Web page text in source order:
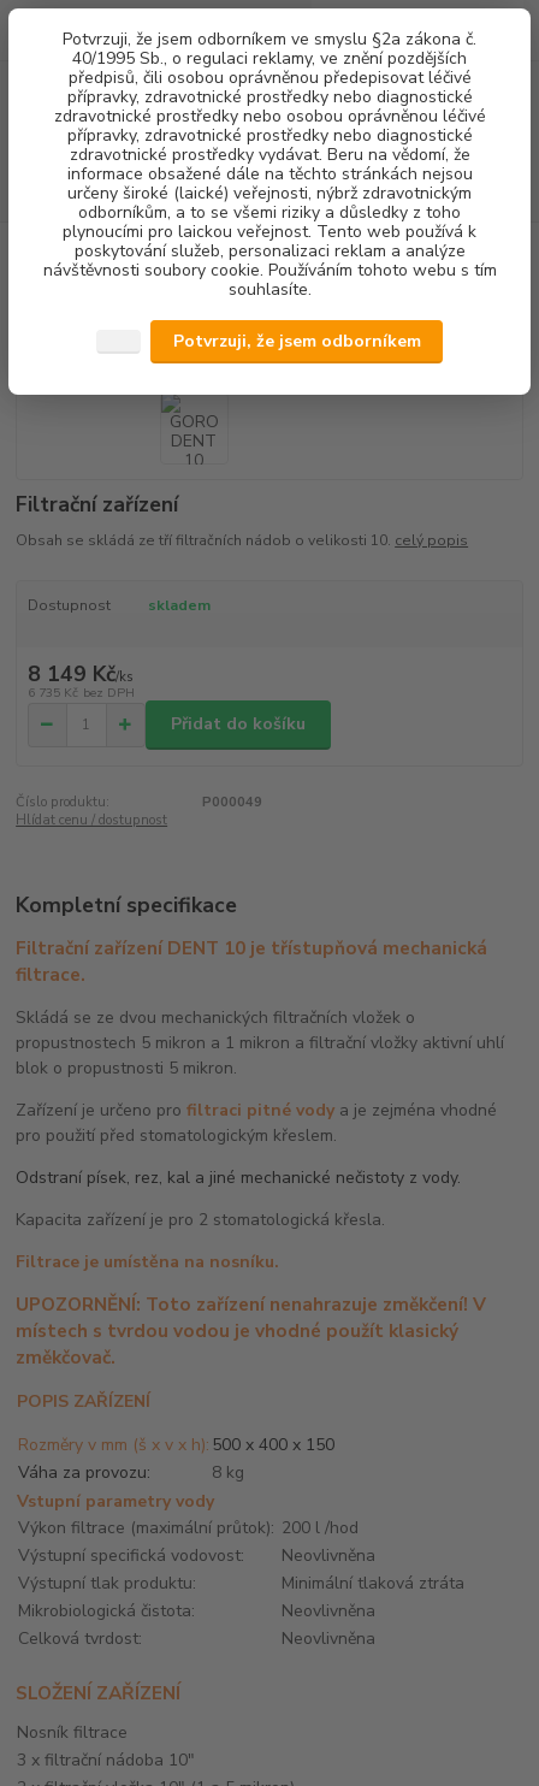
Potvrzuji, že jsem odborníkem ve smyslu §2a zákona č.
40/1995 Sb., o regulaci reklamy, ve znění pozdějších
předpisů, čili osobou oprávněnou předepisovat léčivé
přípravky, zdravotnické prostředky nebo diagnostické
zdravotnické prostředky nebo osobou oprávněnou léčivé
přípravky, zdravotnické prostředky nebo diagnostické
zdravotnické prostředky vydávat. Beru na vědomí, že
informace obsažené dále na těchto stránkách nejsou
určeny široké (laické) veřejnosti, nýbrž zdravotnickým
odborníkům, a to se všemi riziky a důsledky z toho
plynoucími pro laickou veřejnost. Tento web používá k
poskytování služeb, personalizaci reklam a analýze
návštěvnosti soubory cookie. Používáním tohoto webu s tím
souhlasíte.
Potvrzuji, že jsem odborníkem
Menu
CZK
Hledat
(Po-Pá, 8-16 hod.)
za0,00 Kč
STERILIZACE FILTRAČNÍ ZAŘÍZENÍ GORO DENT 10
GORO DENT 10
Filtrační zařízení
Obsah se skládá ze tří filtračních nádob o velikosti 10. celý popis
Dostupnost skladem
8 149 Kč/ks
6 735 Kč bez DPH
Přidat do košíku
Číslo produktu:
P000049
Hlídat cenu / dostupnost
Kompletní specifikace
Filtrační zařízení DENT 10 je třístupňová mechanická
filtrace.
Skládá se ze dvou mechanických filtračních vložek o
propustnostech 5 mikron a 1 mikron a filtrační vložky aktivní uhlí
blok o propustnosti 5 mikron.
Zařízení je určeno profiltraci pitné vody a je zejména vhodné
pro použití před stomatologickým křeslem.
Odstraní písek, rez, kal a jiné mechanické nečistoty z vody.
Kapacita zařízení je pro 2 stomatologická křesla.
Filtrace je umístěna na nosníku.
UPOZORNĚNÍ: Toto zařízení nenahrazuje změkčení! V
místech s tvrdou vodou je vhodné použít klasický
změkčovač.
POPIS ZAŘÍZENÍ
Rozměry v mm (š x v x h): 500 x 400 x 150
Váha za provozu:
8 kg
Vstupní parametry vody
Výkon filtrace (maximální průtok): 200 l /hod
Výstupní specifická vodovost:
Neovlivněna
Výstupní tlak produktu:
Minimální tlaková ztráta
Mikrobiologická čistota:
Neovlivněna
Celková tvrdost:
Neovlivněna
SLOŽENÍ ZAŘÍZENÍ
Nosník filtrace
3 x filtrační nádoba 10"